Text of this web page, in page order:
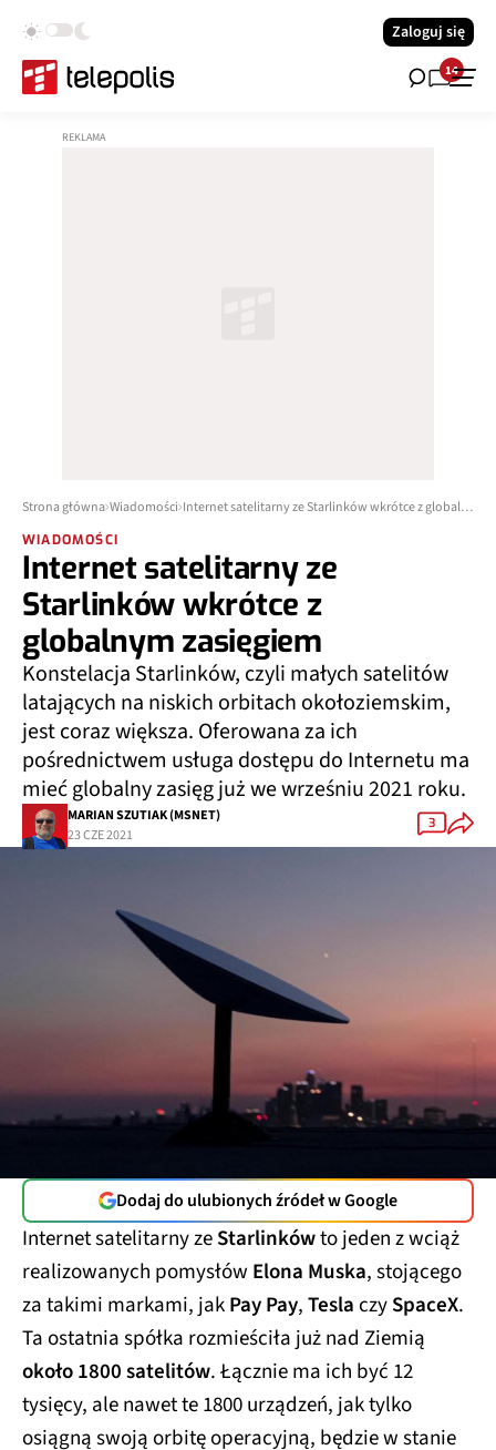
Zaloguj się
14
Strona główna Wiadomości
WIADOMOŚCI
Internet satelitarny ze
Starlinków wkrótce z
globalnym zasięgiem
Konstelacja Starlinków, czyli małych satelitów
latających na niskich orbitach okołoziemskim,
jest coraz większa. Oferowana za ich
pośrednictwem usługa dostępu do Internetu ma
mieć globalny zasięg już we wrześniu 2021 roku.
MARIAN SZUTIAK (MSNET)
23 CZE 2021
3
Dodaj do ulubionych źródeł w Google
Internet satelitarny zeStarlinkówto jeden z wciąż
realizowanych pomysłów Elona Muska, stojącego
za takimi markami, jakPay Pay, TeslaczySpaceX.
Ta ostatnia spółka rozmieściła już nad Ziemią
około 1800 satelitów. Łącznie ma ich być 12
tysięcy, ale nawet te 1800 urządzeń, jak tylko
osiągną swoją orbitę operacyjną, będzie w stanie